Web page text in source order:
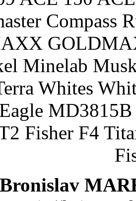
Compass
Minelab
Whites
Fisher F4
Bronislav